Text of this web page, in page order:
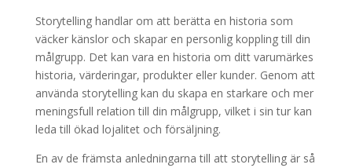
Storytelling handlar om att berätta en historia som
väcker känslor och skapar en personlig koppling till din
målgrupp. Det kan vara en historia om ditt varumärkes
historia, värderingar, produkter eller kunder. Genom att
använda storytelling kan du skapa en starkare och mer
meningsfull relation till din målgrupp, vilket i sin tur kan
leda till ökad lojalitet och försäljning.
En av de främsta anledningarna till att storytelling är så